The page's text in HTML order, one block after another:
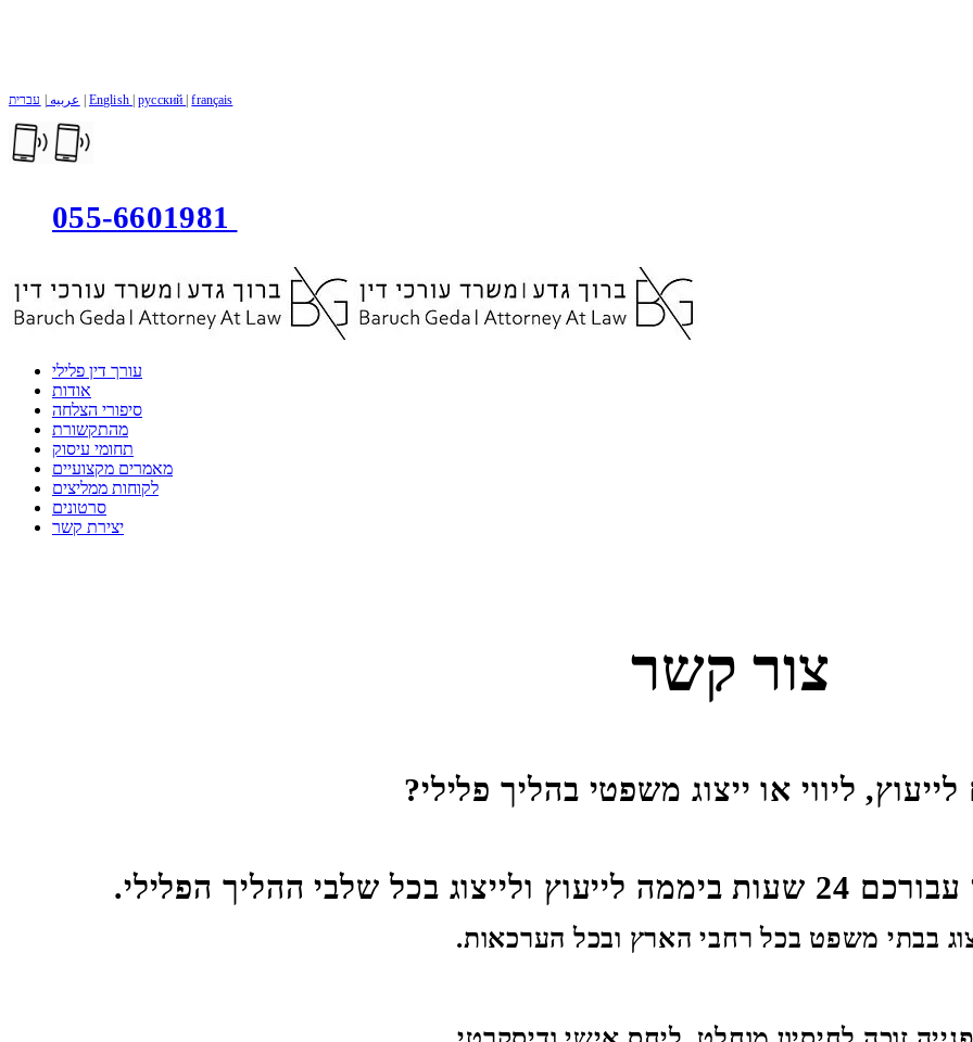
عربيه עברית English |русский |français
055-6601981
עורך דין פלילי
אודות
סיפורי הצלחה
מהתקשורת
תחומי עיסוק
מאמרים מקצועיים
לקוחות ממליצים
סרטונים
יצירת קשר
צור קשר
לייעוץ, ליווי או ייצוג משפטי בהליך פלילי?
שלבי ההליך הפלילי.
בבתי משפט בכל רחבי הארץ ובכל הערכאות.